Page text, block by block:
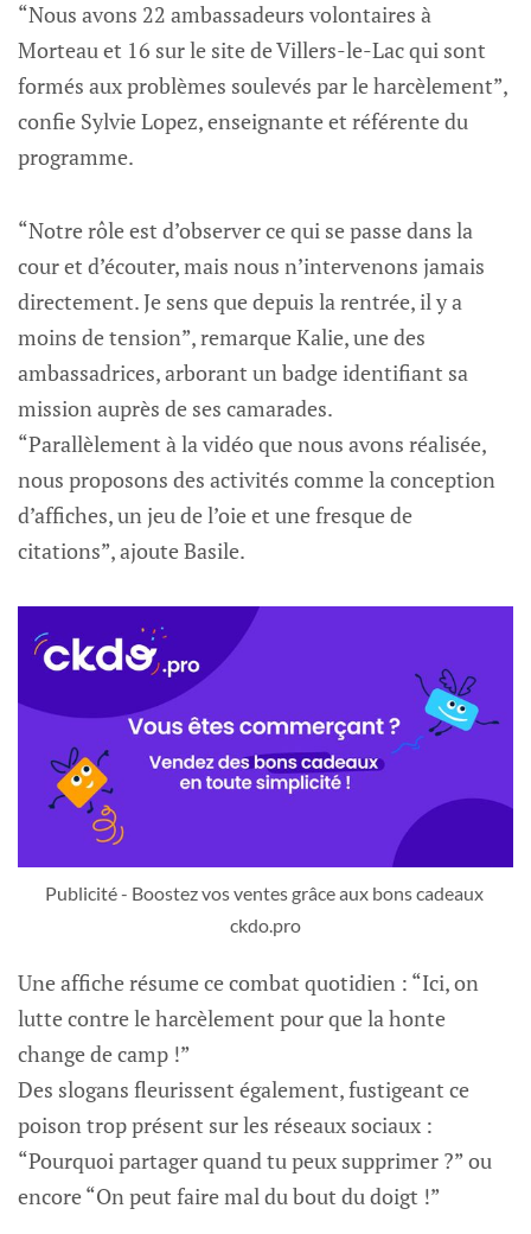
“Nous avons 22 ambassadeurs volontaires à
Morteau et 16 sur le site de Villers-le-Lac qui sont
formés aux problèmes soulevés par le harcèlement”,
confie Sylvie Lopez, enseignante et référente du
programme.
“Notre rôle est d’observer ce qui se passe dans la
cour et d’écouter, mais nous n’intervenons jamais
directement. Je sens que depuis la rentrée, il y a
moins de tension”, remarque Kalie, une des
ambassadrices, arborant un badge identifiant sa
mission auprès de ses camarades.
“Parallèlement à la vidéo que nous avons réalisée,
nous proposons des activités comme la conception
d’affiches, un jeu de l’oie et une fresque de
citations”, ajoute Basile.
Publicité - Boostez vos ventes grâce aux bons cadeaux
ckdo.pro
Une affiche résume ce combat quotidien : “Ici, on
lutte contre le harcèlement pour que la honte
change de camp !”
Des slogans fleurissent également, fustigeant ce
poison trop présent sur les réseaux sociaux :
“Pourquoi partager quand tu peux supprimer ?” ou
encore “On peut faire mal du bout du doigt !”